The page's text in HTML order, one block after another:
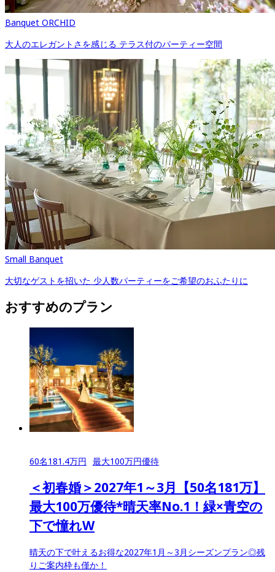
Banquet ORCHID
大人のエレガントさを感じる テラス付のパーティー空間
Small Banquet
大切なゲストを招いた 少人数パーティーをご希望のおふたりに
おすすめのプラン
60名181.4万円 最大100万円優待
＜初春婚＞2027年1～3月【50名181万】
最大100万優待*晴天率No.1！緑×青空の
下で憧れW
晴天の下で叶えるお得な2027年1月～3月シーズンプラン◎残
りご案内枠も僅か！